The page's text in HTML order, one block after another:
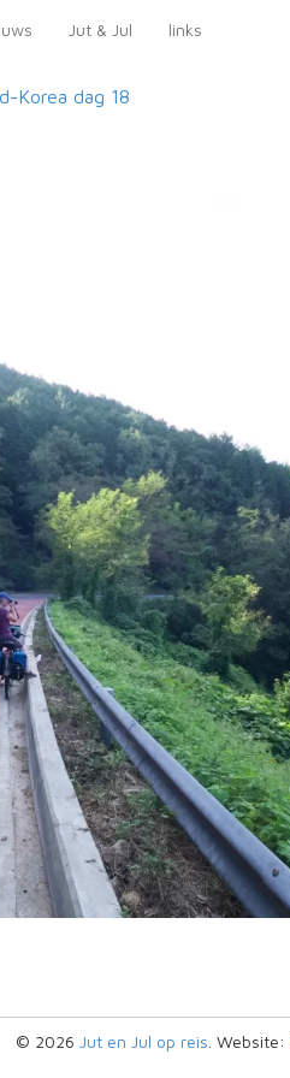
Jut & Jul links
Korea dag 18
© 2026 Jut en Jul op reis . Website: